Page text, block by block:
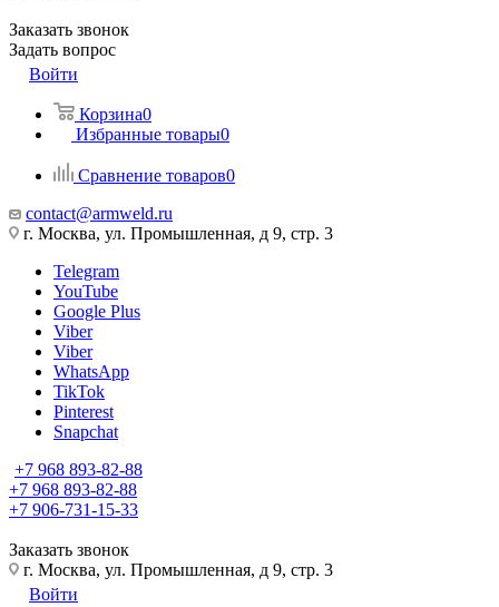
Заказать звонок
Задать вопрос
Войти
Корзина0
Избранные товары0
Сравнение товаров0
contact@armweld.ru
г. Москва, ул. Промышленная, д 9, стр. 3
Telegram
YouTube
Google Plus
Viber
Viber
WhatsApp
TikTok
Pinterest
Snapchat
+7 968 893-82-88
+7 968 893-82-88
+7 906-731-15-33
Заказать звонок
г. Москва, ул. Промышленная, д 9, стр. 3
Войти